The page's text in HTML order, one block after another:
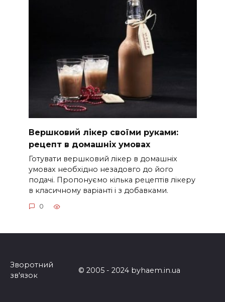
Вершковий лікер своїми руками:
рецепт в домашніх умовах
Готувати вершковий лікер в домашніх
умовах необхідно незадовго до його
подачі. Пропонуємо кілька рецептів лікеру
в класичному варіанті і з добавками.
0
Зворотний
зв'язок
© 2005 - 2024 byhaem.in.ua